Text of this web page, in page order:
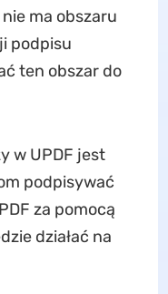
ma obszaru
podpisu
ten obszar do
w UPDF jest
podpisywać
za pomocą
działać na